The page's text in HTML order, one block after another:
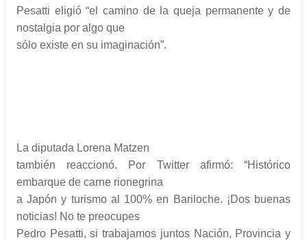
Pesatti eligió “el camino de la queja permanente y de
nostalgia por algo que
sólo existe en su imaginación”.
La diputada Lorena Matzen
también reaccionó. Por Twitter afirmó: “Histórico
embarque de carne rionegrina
a Japón y turismo al 100% en Bariloche. ¡Dos buenas
noticias! No te preocupes
Pedro Pesatti, si trabajamos juntos Nación, Provincia y